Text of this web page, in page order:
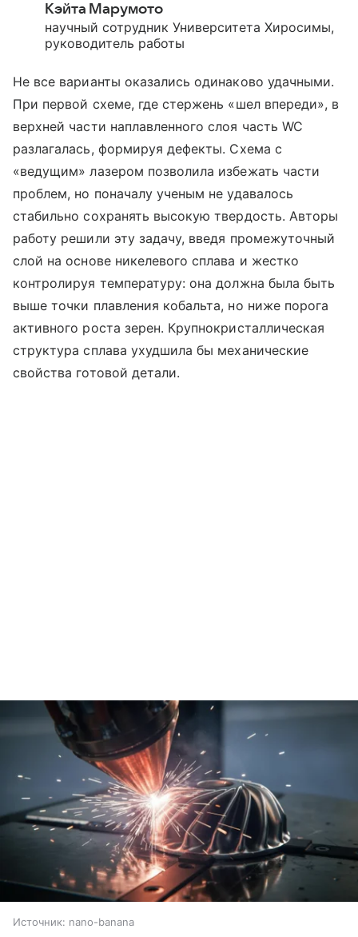
Кэйта Марумото
научный сотрудник Университета Хиросимы,
руководитель работы
Не все варианты оказались одинаково удачными.
При первой схеме, где стержень «шел впереди», в
верхней части наплавленного слоя часть WC
разлагалась, формируя дефекты. Схема с
«ведущим» лазером позволила избежать части
проблем, но поначалу ученым не удавалось
стабильно сохранять высокую твердость. Авторы
работу решили эту задачу, введя промежуточный
слой на основе никелевого сплава и жестко
контролируя температуру: она должна была быть
выше точки плавления кобальта, но ниже порога
активного роста зерен. Крупнокристаллическая
структура сплава ухудшила бы механические
свойства готовой детали.
Источник: nano-banana